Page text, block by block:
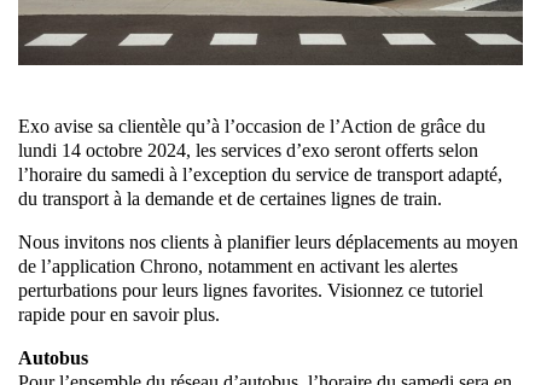
Exo avise sa clientèle qu’à l’occasion de l’Action de grâce du
lundi 14 octobre 2024, les services d’exo seront offerts selon
l’horaire du samedi à l’exception du service de transport adapté,
du transport à la demande et de certaines lignes de train.
Nous invitons nos clients à planifier leurs déplacements au moyen
de l’application Chrono, notamment en activant les alertes
perturbations pour leurs lignes favorites. Visionnez ce tutoriel
rapide pour en savoir plus.
Autobus